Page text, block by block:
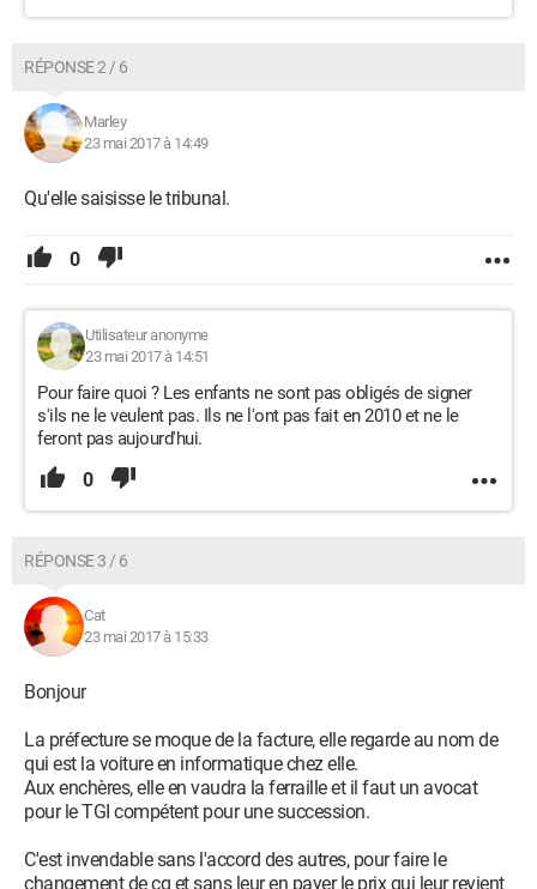
RÉPONSE 2 / 6
Marley
23 mai 2017 à 14:49
Qu'elle saisisse le tribunal.
0
Utilisateur anonyme
23 mai 2017 à 14:51
Pour faire quoi ? Les enfants ne sont pas obligés de signer
s'ils ne le veulent pas. Ils ne l'ont pas fait en 2010 et ne le
feront pas aujourd'hui.
0
RÉPONSE 3 / 6
Cat
23 mai 2017 à 15:33
Bonjour
La préfecture se moque de la facture, elle regarde au nom de
qui est la voiture en informatique chez elle.
Aux enchères, elle en vaudra la ferraille et il faut un avocat
pour le TGI compétent pour une succession.
C'est invendable sans l'accord des autres, pour faire le
changement de cg et sans leur en payer le prix qui leur revient